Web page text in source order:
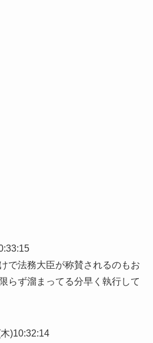
で法務大臣が称賛されるのもお
らず溜まってる分早く執行して
)10:32:14